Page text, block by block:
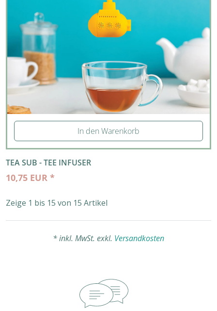
In den Warenkorb
TEA SUB - TEE INFUSER
10,75 EUR *
Zeige 1 bis 15 von 15 Artikel
* inkl. MwSt. exkl. Versandkosten